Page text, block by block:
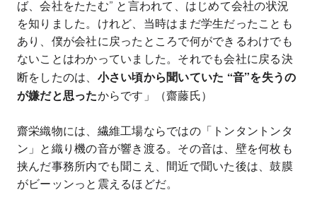
ば、会社をたたむ” と言われて、はじめて会社の状況
を知りました。けれど、当時はまだ学生だったことも
あり、僕が会社に戻ったところで何ができるわけでも
ないことはわかっていました。それでも会社に戻る決
断をしたのは、 小さい頃から聞いていた “音”を失うの
が嫌だと思ったからです」（齋藤氏）
齋栄織物には、繊維工場ならではの「トンタントンタ
ン」と織り機の音が響き渡る。その音は、壁を何枚も
挟んだ事務所内でも聞こえ、間近で聞いた後は、鼓膜
がビーッンっと震えるほどだ。